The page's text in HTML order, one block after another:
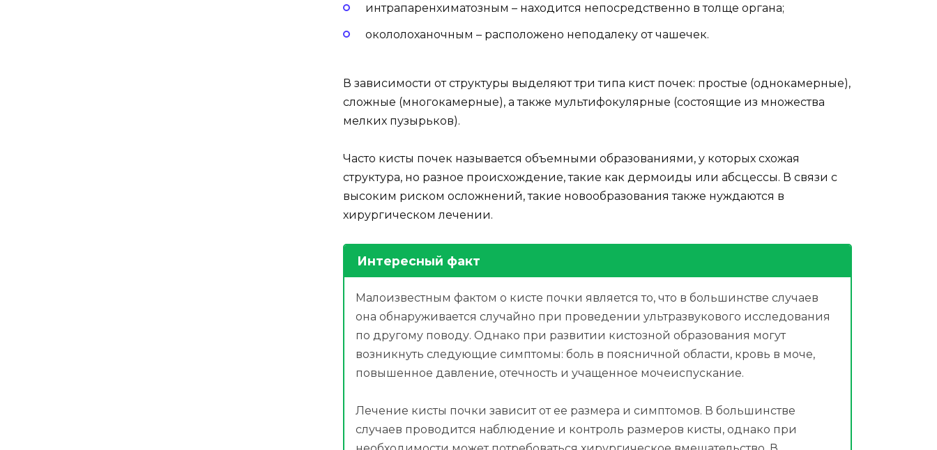
интрапаренхиматозным – находится непосредственно в толще органа;
окололоханочным – расположено неподалеку от чашечек.
В зависимости от структуры выделяют три типа кист почек: простые (однокамерные),
сложные (многокамерные), а также мультифокулярные (состоящие из множества
мелких пузырьков).
Часто кисты почек называется объемными образованиями, у которых схожая
структура, но разное происхождение, такие как дермоиды или абсцессы. В связи с
высоким риском осложнений, такие новообразования также нуждаются в
хирургическом лечении.
Интересный факт
Малоизвестным фактом о кисте почки является то, что в большинстве случаев
она обнаруживается случайно при проведении ультразвукового исследования
по другому поводу. Однако при развитии кистозной образования могут
возникнуть следующие симптомы: боль в поясничной области, кровь в моче,
повышенное давление, отечность и учащенное мочеиспускание.
Лечение кисты почки зависит от ее размера и симптомов. В большинстве
случаев проводится наблюдение и контроль размеров кисты, однако при